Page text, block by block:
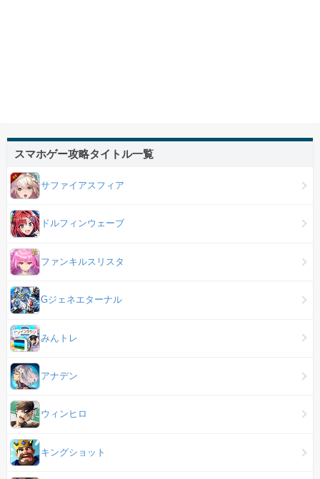
スマホゲー攻略タイトル一覧
サファイアスフィア
ドルフィンウェーブ
ファンキルスリスタ
Gジェネエターナル
みんトレ
アナデン
ウィンヒロ
キングショット